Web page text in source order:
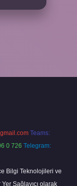
Teams:
0 726 Telegram:
Bilgi Teknolojileri ve
Sağlayıcı olarak